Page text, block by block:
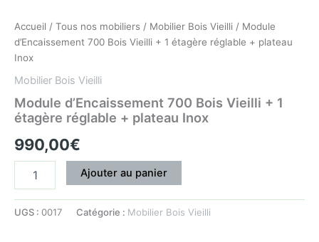
Accueil / Tous nos mobiliers / Mobilier Bois Vieilli / Module
d’Encaissement 700 Bois Vieilli + 1 étagère réglable + plateau
Inox
Mobilier Bois Vieilli
Module d’Encaissement 700 Bois Vieilli + 1
étagère réglable + plateau Inox
990,00€
Ajouter au panier
UGS : 0017 Catégorie : Mobilier Bois Vieilli